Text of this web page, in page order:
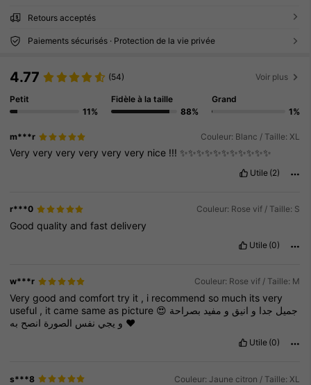
Retours acceptés
Paiements sécurisés · Protection de la vie privée
4.77 (54) Voir plus
Petit
11%
Fidèle à la taille
88%
Grand
1%
m***r Couleur: Blanc / Taille: XL
Veryveryveryveryveryvery nice !!! ✨✨✨✨✨✨✨✨✨✨✨
Utile (2)
r***0 Couleur: Rose vif / Taille: S
Goodquality andfastdelivery
Utile (0)
w***r Couleur: Rose vif / Taille: M
Verygood andcomforttry it , i recommend so much itsvery
useful , itcame same as picture 😍 جميل جدا و انيق و مفيد بصراحة
و يجي نفس الصورة انصح ❤️
Utile (0)
s***8 Couleur: Jaune citron / Taille: XL